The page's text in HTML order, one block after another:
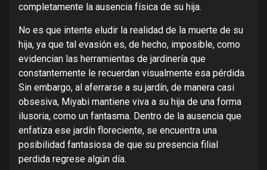
completamente la ausencia física de su hija.
No es que intente eludir la realidad de la muerte de su
hija, ya que tal evasión es, de hecho, imposible, como
evidencian las herramientas de jardinería que
constantemente le recuerdan visualmente esa pérdida.
Sin embargo, al aferrarse a su jardín, de manera casi
obsesiva, Miyabi mantiene viva a su hija de una forma
ilusoria, como un fantasma. Dentro de la ausencia que
enfatiza ese jardín floreciente, se encuentra una
posibilidad fantasiosa de que su presencia filial
perdida regrese algún día.